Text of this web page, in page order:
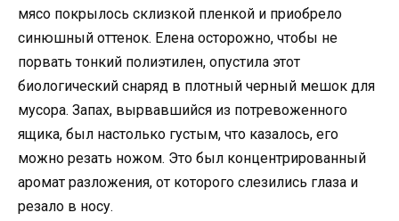
мясо покрылось склизкой пленкой и приобрело
синюшный оттенок. Елена осторожно, чтобы не
порвать тонкий полиэтилен, опустила этот
биологический снаряд в плотный черный мешок для
мусора. Запах, вырвавшийся из потревоженного
ящика, был настолько густым, что казалось, его
можно резать ножом. Это был концентрированный
аромат разложения, от которого слезились глаза и
резало в носу.